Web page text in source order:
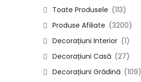
Toate Produsele (113)
Produse Afiliate (3200)
Decorațiuni Interior (1)
Decorațiuni Casă (27)
Decorațiuni Grădină (109)